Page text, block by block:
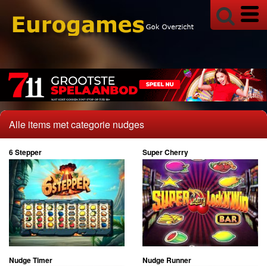
Alle items met categorie nudges
6 Stepper Super Cherry
Nudge Timer Nudge Runner